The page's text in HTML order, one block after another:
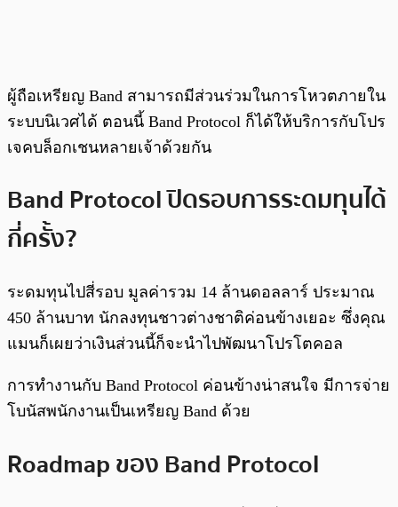
ผู้ถือเหรียญ Band สามารถมีส่วนร่วมในการโหวตภายใน
ระบบนิเวศได้ ตอนนี้ Band Protocol ก็ได้ให้บริการกับโปร
เจคบล็อกเชนหลายเจ้าด้วยกัน
Band Protocol ปิดรอบการระดมทุนได้
กี่ครั้ง?
ระดมทุนไปสี่รอบ มูลค่ารวม 14 ล้านดอลลาร์ ประมาณ
450 ล้านบาท นักลงทุนชาวต่างชาติค่อนข้างเยอะ ซึ่งคุณ
แมนก็เผยว่าเงินส่วนนี้ก็จะนำไปพัฒนาโปรโตคอล
การทำงานกับ Band Protocol ค่อนข้างน่าสนใจ มีการจ่าย
โบนัสพนักงานเป็นเหรียญ Band ด้วย
Roadmap ของ Band Protocol